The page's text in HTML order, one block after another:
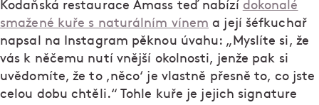
Kodaňská restaurace Amass teď nabízí dokonalé
smažené kuře s naturálním vínem a její šéfkuchař
napsal na Instagram pěknou úvahu: „Myslíte si, že
vás k něčemu nutí vnější okolnosti, jenže pak si
uvědomíte, že to ,něco‘ je vlastně přesně to, co jste
celou dobu chtěli.“ Tohle kuře je jejich signature